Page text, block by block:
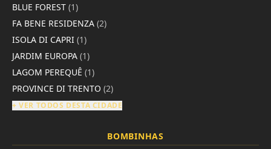
BLUE FOREST (1)
FA BENE RESIDENZA (2)
ISOLA DI CAPRI (1)
JARDIM EUROPA (1)
LAGOM PEREQUÊ (1)
PROVINCE DI TRENTO (2)
+ VER TODOS DESTA CIDADE
BOMBINHAS